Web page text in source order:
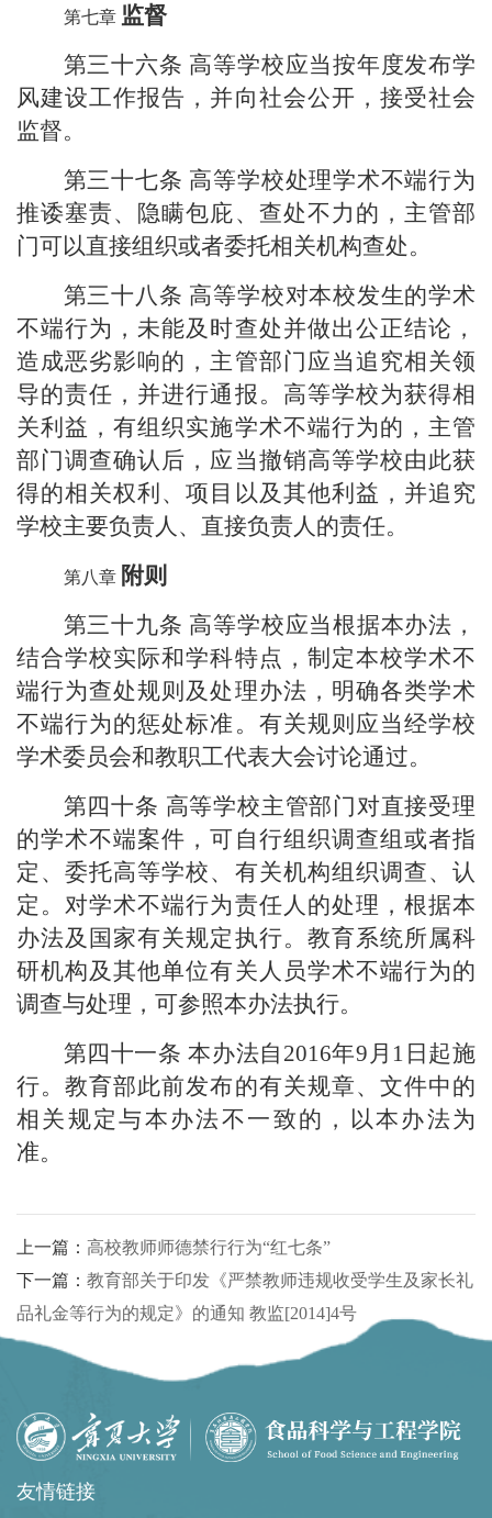
监督
第三十六条 高等学校应当按年度发布学
风建设工作报告，并向社会公开，接受社会
监督。
第三十七条 高等学校处理学术不端行为
推诿塞责、隐瞒包庇、查处不力的，主管部
门可以直接组织或者委托相关机构查处。
第三十八条 高等学校对本校发生的学术
不端行为，未能及时查处并做出公正结论，
造成恶劣影响的，主管部门应当追究相关领
导的责任，并进行通报。高等学校为获得相
关利益，有组织实施学术不端行为的，主管
部门调查确认后，应当撤销高等学校由此获
得的相关权利、项目以及其他利益，并追究
学校主要负责人、直接负责人的责任。
附则
第三十九条 高等学校应当根据本办法，
结合学校实际和学科特点，制定本校学术不
端行为查处规则及处理办法，明确各类学术
不端行为的惩处标准。有关规则应当经学校
学术委员会和教职工代表大会讨论通过。
第四十条 高等学校主管部门对直接受理
的学术不端案件，可自行组织调查组或者指
定、委托高等学校、有关机构组织调查、认
定。对学术不端行为责任人的处理，根据本
办法及国家有关规定执行。教育系统所属科
研机构及其他单位有关人员学术不端行为的
调查与处理，可参照本办法执行。
第四十一条 本办法自2016年9月1 日起施
行。教育部此前发布的有关规章、文件中的
相关规定与本办法不一致的，以本办法为
准。
上一篇： 高校教师师德禁行行为“红七条”
下一篇： 教育部关于印发《严禁教师违规收受学生及家长礼
品礼金等行为的规定》的通知 教监[2014]4号
友情链接